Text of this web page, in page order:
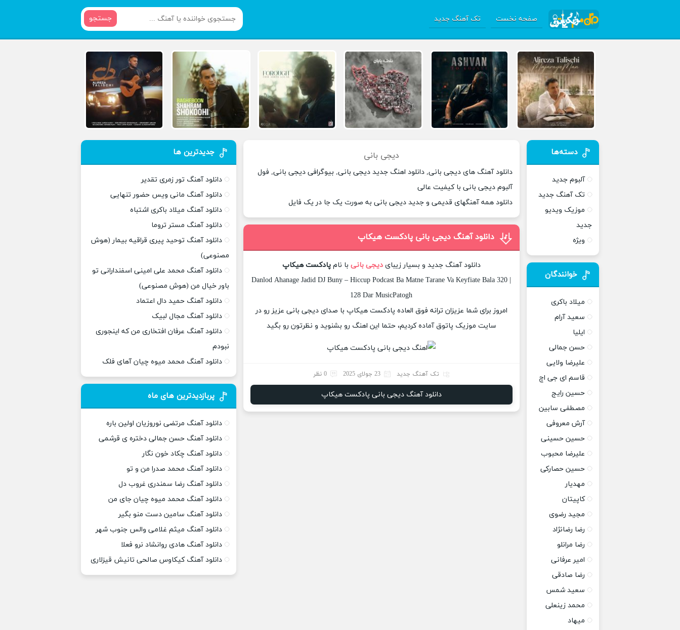
صفحه نخست تک آهنگ جدید جستجو
دیجی بانی
دانلود آهنگ های دیجی بانی, دانلود اهنگ جدید دیجی بانی, بیوگرافی دیجی بانی, فول
آلبوم دیجی بانی با کیفیت عالی
دانلود همه آهنگهای قدیمی و جدید دیجی بانی به صورت یک جا در یک فایل
دانلود آهنگ دیجی بانی پادکست هیکاپ
دانلود آهنگ جدید و بسیار زیبایدیجی بانی با نامپادکست هیکاپ
Danlod Ahanage Jadid DJ Buny – Hiccup Podcast Ba Matne Tarane Va Keyfiate Bala 320 |
128 Dar MusicPatogh
امروز برای شما عزیزان ترانه فوق العاده پادکست هیکاپ با صدای دیجی بانی عزیز رو در
سایت موزیک پاتوق آماده کردیم، حتما این اهنگ رو بشنوید و نظرتون رو بگید
تک آهنگ جدید 23 جولای 2025 0 نظر
دانلود آهنگ دیجی بانی پادکست هیکاپ
دسته‌ها
آلبوم جدید
تک آهنگ جدید
موزیک ویدیو
جدید
ویژه
خوانندگان
میلاد باکری
سعید آرام
ایلیا
حسن جمالی
علیرضا ولایی
قاسم ای جی اچ
حسین رایج
مصطفی سابین
آرش معروفی
حسین حسینی
علیرضا محبوب
حسین حصارکی
مهدیار
کاپیتان
مجید رضوی
رضا رضانژاد
رضا مرانلو
امیر عرفانی
رضا صادقی
سعید شمس
محمد زینعلی
میهاد
جدیدترین ها
دانلود آهنگ تور زمری تقدیر
دانلود آهنگ مانی ویس حضور تنهایی
دانلود آهنگ میلاد باکری اشتباه
دانلود آهنگ مستر تروما
دانلود آهنگ توحید پیری قراقیه بیمار (هوش
مصنوعی)
دانلود آهنگ محمد علی امینی اسفندارانی تو
باور خیال من (هوش مصنوعی)
دانلود آهنگ حمید دال اعتماد
دانلود آهنگ مجال لبیک
دانلود آهنگ عرفان افتخاری من که اینجوری
نبودم
دانلود آهنگ محمد میوه چیان آهای فلک
پربازدیدترین های ماه
دانلود آهنگ مرتضی نوروزیان اولین باره
دانلود آهنگ حسن جمالی دختره ی قرشمی
دانلود آهنگ چکاد خون نگار
دانلود آهنگ محمد صدرا من و تو
دانلود آهنگ رضا سمندری غروب دل
دانلود آهنگ محمد میوه چیان جای من
دانلود آهنگ سامین دست منو بگیر
دانلود آهنگ میثم غلامی والس جنوب شهر
دانلود آهنگ هادی روانشاد نرو فعلا
دانلود آهنگ کیکاوس صالحی تانیش قیزلاری